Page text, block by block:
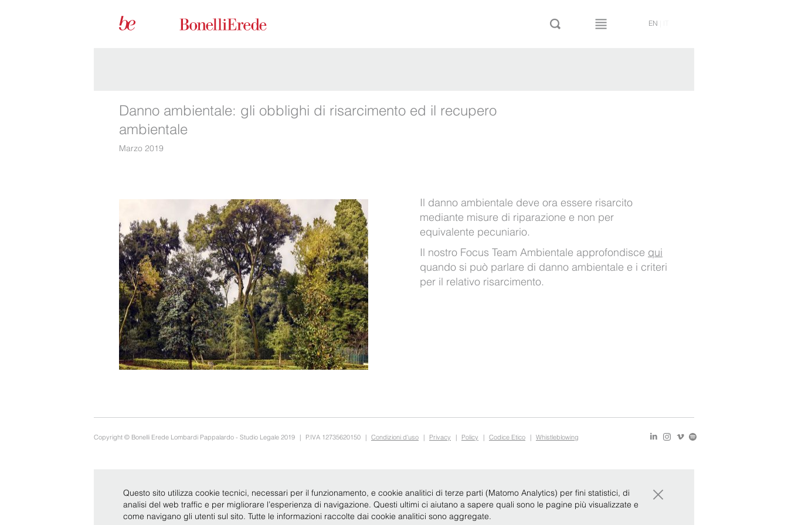
EN
Danno ambientale: gli obblighi di risarcimento ed il recupero
ambientale
Marzo 2019
Il danno ambientale deve ora essere risarcito
mediante misure di riparazione e non per
equivalente pecuniario.
Il nostro Focus Team Ambientale approfondisce qui
quando si può parlare di danno ambientale e i criteri
per il relativo risarcimento.
Copyright © Bonelli Erede Lombardi Pappalardo - Studio Legale 2019 | P.IVA 12735620150 | Condizioni d'uso | Privacy | Policy | Codice Etico | Whistleblowing
Questo sito utilizza cookie tecnici, necessari per il funzionamento, e cookie analitici di terze parti (Matomo Analytics) per fini statistici, di
analisi del web traffic e per migliorare l’esperienza di navigazione. Questi ultimi ci aiutano a sapere quali sono le pagine più visualizzate e
come navigano gli utenti sul sito. Tutte le informazioni raccolte dai cookie analitici sono aggregate.
×